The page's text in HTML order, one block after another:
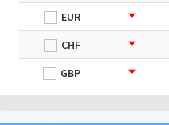
EUR
CHF
GBP